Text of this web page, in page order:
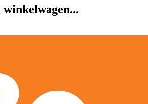
winkelwagen...